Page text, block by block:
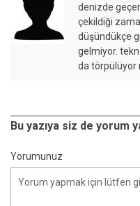
denizde
çekildiği
düşündükçe
gelmiyor.
da törpülüyor
Bu yazıya siz de yorum
Yorumunuz